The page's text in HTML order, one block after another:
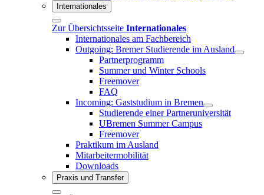
Internationales
Zur Übersichtsseite Internationales
Internationales am Fachbereich
Outgoing: Bremer Studierende im Ausland
Partnerprogramm
Summer und Winter Schools
Freemover
FAQ
Incoming: Gaststudium in Bremen
Studierende einer Partneruniversität
UBremen Summer Campus
Freemover
Praktikum im Ausland
Mitarbeitermobilität
Downloads
Praxis und Transfer